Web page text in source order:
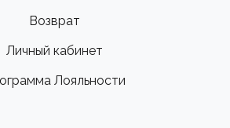
Возврат
Личный кабинет
Лояльности